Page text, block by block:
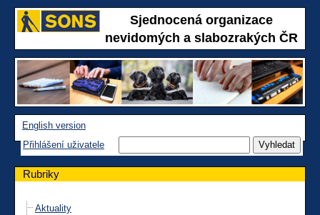
Sjednocená organizace
nevidomých a slabozrakých ČR
English version
Přihlášení uživatele
Rubriky
Aktuality